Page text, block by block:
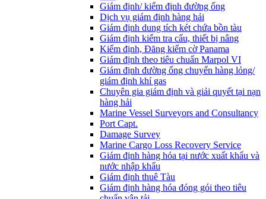
Giám định/ kiểm định đường ống
Dịch vụ giám định hàng hải
Giám định dung tích két chứa bồn tàu
Giám định kiểm tra cẩu, thiết bị nâng
Kiểm định, Đăng kiểm cờ Panama
Giám định theo tiêu chuẩn Marpol VI
Giám định đường ống chuyển hàng lỏng/
giám định khí gas
Chuyên gia giám định và giải quyết tại nạn
hàng hải
Marine Vessel Surveyors and Consultancy
Port Capt.
Damage Survey
Marine Cargo Loss Recovery Service
Giám định hàng hóa tại nước xuất khẩu và
nước nhập khẩu
Giám định thuê Tàu
Giám định hàng hóa đóng gói theo tiêu